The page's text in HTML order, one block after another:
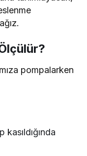
pompalarken